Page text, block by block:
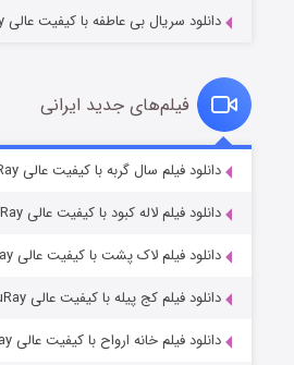
قسمت۷ (زیرنویس)
دانلود سریال بی عاطفه با کیفیت عالی 1080p BluRay
فیلم‌های جدید ایرانی
دانلود فیلم سال گربه با کیفیت عالی BluRay
دانلود فیلم لاله کبود با کیفیت عالی BluRay
دانلود فیلم لاک پشت با کیفیت عالی BluRay
دانلود فیلم کج‌ پیله با کیفیت عالی BluRay
دانلود فیلم خانه ارواح با کیفیت عالی BluRay